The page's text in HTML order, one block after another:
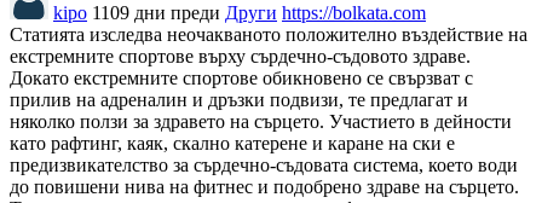
kipo 1109 дни преди Други https://bolkata.com
Статията изследва неочакваното положително въздействие на
екстремните спортове върху сърдечно-съдовото здраве.
Докато екстремните спортове обикновено се свързват с
прилив на адреналин и дръзки подвизи, те предлагат и
няколко ползи за здравето на сърцето. Участието в дейности
като рафтинг, каяк, скално катерене и каране на ски е
предизвикателство за сърдечно-съдовата система, което води
до повишени нива на фитнес и подобрено здраве на сърцето.